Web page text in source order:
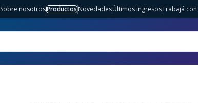
Sobre nosotrosProductosNovedadesÚltimos ingresosTrabajá